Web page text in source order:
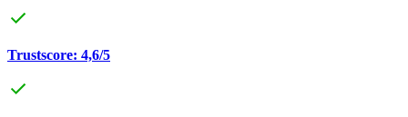
Trustscore: 4,6/5